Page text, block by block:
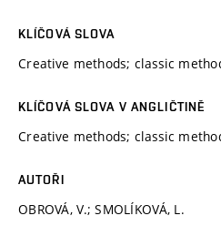
KLÍČOVÁ SLOVA
Creative methods; classic
KLÍČOVÁ SLOVA V ANGLIČTINĚ
Creative methods; classic
AUTOŘI
OBROVÁ, V.; SMOLÍKOVÁ, L.